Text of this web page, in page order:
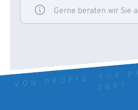
Gerne beraten wir Sie
VON PROFIS. FÜR
2007